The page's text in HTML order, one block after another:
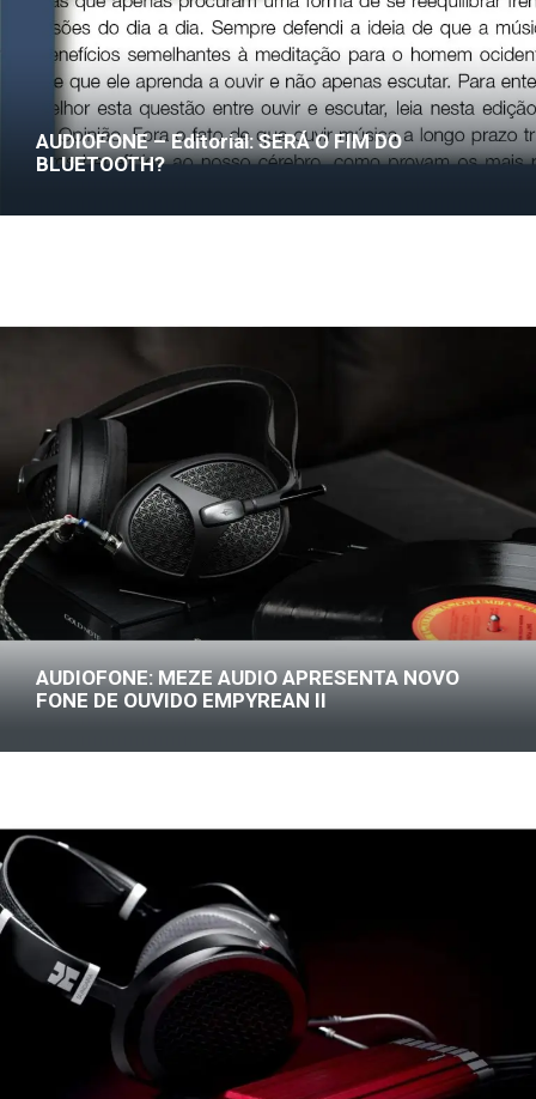
AUDIOFONE – Editorial: SERÁ O FIM DO
BLUETOOTH?
AUDIOFONE: MEZE AUDIO APRESENTA NOVO
FONE DE OUVIDO EMPYREAN II